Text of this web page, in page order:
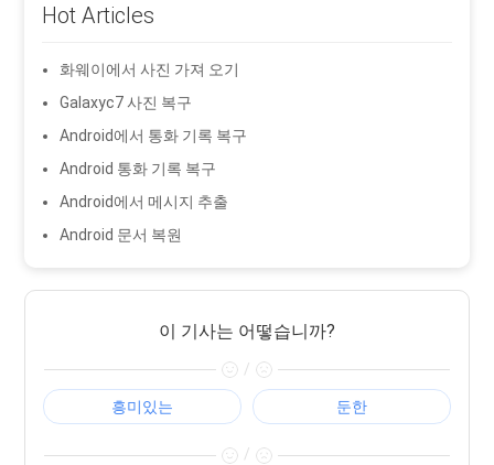
Hot Articles
화웨이에서 사진 가져 오기
Galaxyc7 사진 복구
Android에서 통화 기록 복구
Android 통화 기록 복구
Android에서 메시지 추출
Android 문서 복원
이 기사는 어떻습니까?
/
흥미있는 둔한
/